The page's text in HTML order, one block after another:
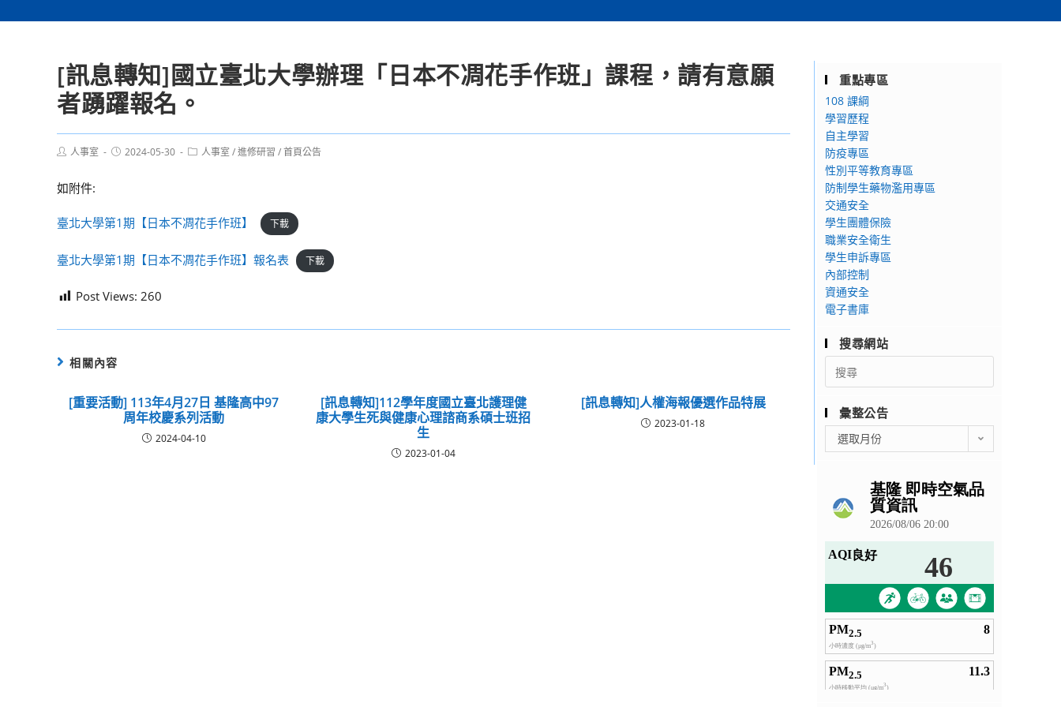
[訊息轉知]國立臺北大學辦理「日本不凋花手作班」課程，請有意願
者踴躍報名。
Post人事室
Post2024-05-30
Post人事室 /進修研習 /首頁公告
如附件:
臺北大學第1期【日本不凋花手作班】 下載
臺北大學第1期【日本不凋花手作班】報名表 下載
Post Views: 260
相關內容
[重要活動] 113年4月27日 基隆高中97
周年校慶系列活動
2024-04-10
[訊息轉知]112學年度國立臺北護理健
康大學生死與健康心理諮商系碩士班招
生
2023-01-04
[訊息轉知]人權海報優選作品特展
2023-01-18
重點專區
108 課綱
學習歷程
自主學習
防疫專區
性別平等教育專區
防制學生藥物濫用專區
交通安全
學生團體保險
職業安全衛生
學生申訴專區
內部控制
資通安全
電子書庫
搜尋網站
Search
for:
彙整公告
整
選取月份